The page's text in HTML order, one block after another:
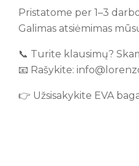
Pristatome per 1–3
Galimas atsiėmimas
📞 Turite klausimų?
📧 Rašykite:
👉 Užsisakykite EVA